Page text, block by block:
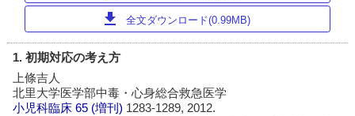
download 全文ダウンロード(0.99MB)
1. 初期対応の考え方
上條吉人
北里大学医学部中毒・心身総合救急医学
小児科臨床 65 (増刊) 1283-1289, 2012.